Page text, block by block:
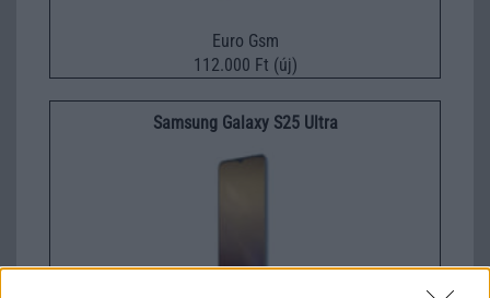
Euro Gsm
112.000 Ft (új)
Samsung Galaxy S25 Ultra